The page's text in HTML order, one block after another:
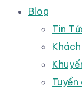
Blog
Tin
Tuyển